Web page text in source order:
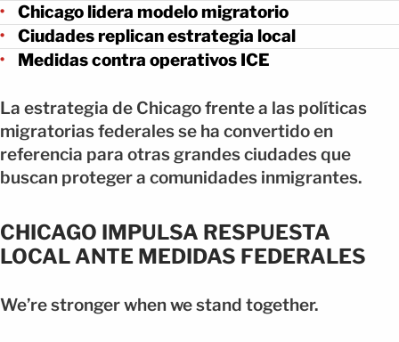
Chicago lidera modelo migratorio
Ciudades replican estrategia local
Medidas contra operativos ICE
La estrategia de Chicago frente a las políticas
migratorias federales se ha convertido en
referencia para otras grandes ciudades que
buscan proteger a comunidades inmigrantes.
CHICAGO IMPULSA RESPUESTA
LOCAL ANTE MEDIDAS FEDERALES
We’re stronger when we stand together.